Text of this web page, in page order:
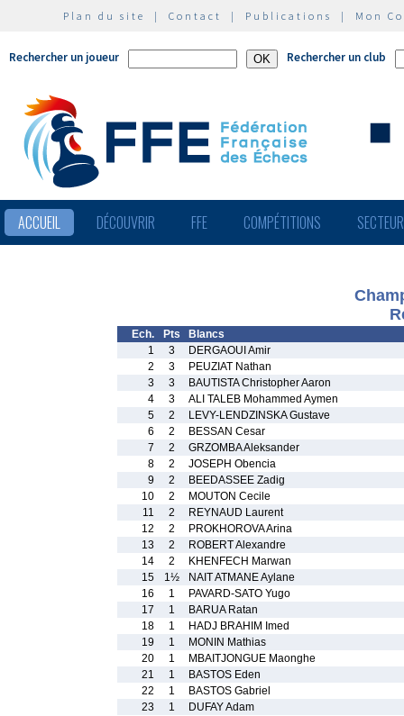
Plan du site | Contact | Publications | Mon
Rechercher un joueur Rechercher un club
ACCUEIL DÉCOUVRIR FFE COMPÉTITIONS
Ech. Pts
Blancs
1
3
DERGAOUI Amir
2
3
PEUZIAT Nathan
3
3
BAUTISTA Christopher Aaron
4
3
ALI TALEB Mohammed Aymen
5
2
LEVY-LENDZINSKA Gustave
6
2
BESSAN Cesar
7
2
GRZOMBA Aleksander
8
2
JOSEPH Obencia
9
2
BEEDASSEE Zadig
10
2
MOUTON Cecile
11
2
REYNAUD Laurent
12
2
PROKHOROVA Arina
13
2
ROBERT Alexandre
14
2
KHENFECH Marwan
15
1½
NAIT ATMANE Aylane
16
1
PAVARD-SATO Yugo
17
1
BARUA Ratan
18
1
HADJ BRAHIM Imed
19
1
MONIN Mathias
20
1
MBAITJONGUE Maonghe
21
1
BASTOS Eden
22
1
BASTOS Gabriel
23
1
DUFAY Adam